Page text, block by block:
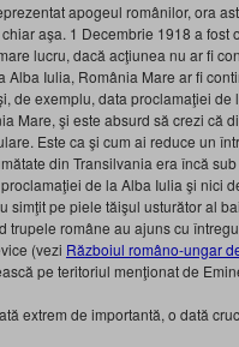
apogeul românilor, ora
aşa. 1 Decembrie 1918 a fost
lucru, dacă acţiunea nu ar fi
Iulia, România Mare ar fi
de exemplu, data proclamaţiei
Mare, şi este absurd să crezi că
Este ca şi cum ai reduce un
din Transilvania era încă
de la Alba Iulia şi nici
simţit pe piele tăişul usturător al
trupele române au ajuns cu
(vezi Războiul româno-ungar
pe teritoriul menţionat de
extrem de importantă, o dată